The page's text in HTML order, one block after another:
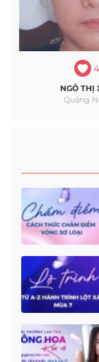
4
NGÔ THỊ
Quảng